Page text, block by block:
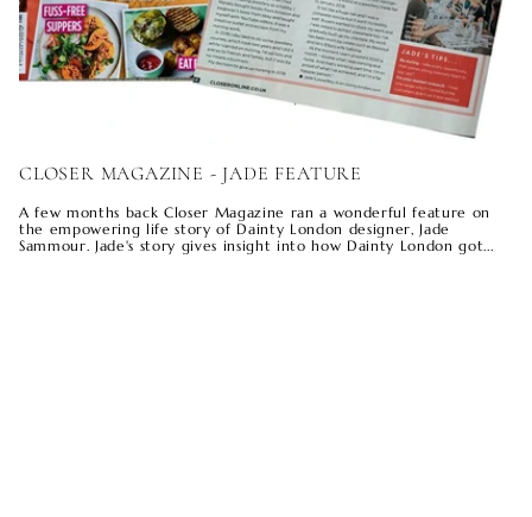
CLOSER MAGAZINE - JADE FEATURE
A few months back Closer Magazine ran a wonderful feature on
the empowering life story of Dainty London designer, Jade
Sammour. Jade's story gives insight into how Dainty London got...